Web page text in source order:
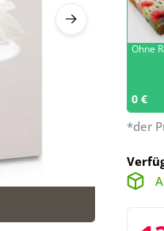
Ohne
0 €
*der